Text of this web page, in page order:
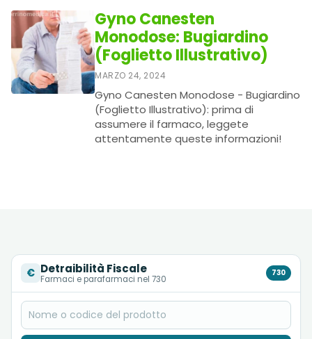
Gyno Canesten
Monodose: Bugiardino
(Foglietto Illustrativo)
MARZO 24, 2024
Gyno Canesten Monodose - Bugiardino
(Foglietto Illustrativo): prima di
assumere il farmaco, leggete
attentamente queste informazioni!
€ Detraibilità Fiscale
Farmaci e parafarmaci nel 730
730